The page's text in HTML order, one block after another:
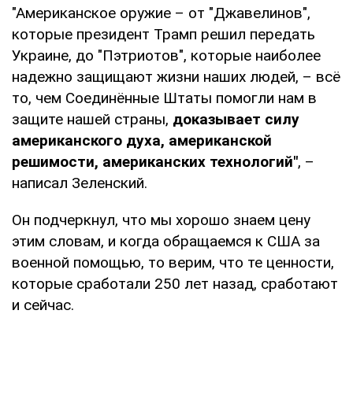
"Американское оружие – от "Джавелинов",
которые президент Трамп решил передать
Украине, до "Пэтриотов", которые наиболее
надежно защищают жизни наших людей, – всё
то, чем Соединённые Штаты помогли нам в
защите нашей страны, доказывает силу
американского духа, американской
решимости, американских технологий", –
написал Зеленский.
Он подчеркнул, что мы хорошо знаем цену
этим словам, и когда обращаемся к США за
военной помощью, то верим, что те ценности,
которые сработали 250 лет назад, сработают
и сейчас.